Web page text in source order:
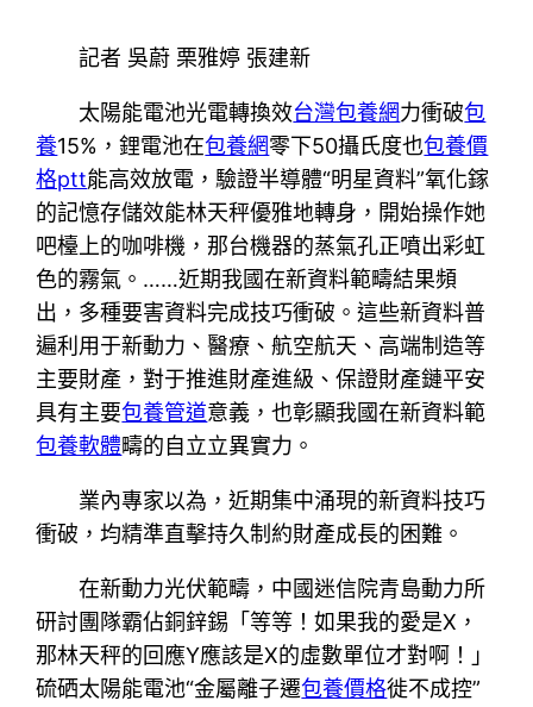
記者 吳蔚 栗雅婷 張建新
太陽能電池光電轉換效台灣包養網力衝破包
養15%，鋰電池在包養網零下50攝氏度也包養價
格ptt能高效放電，驗證半導體“明星資料”氧化鎵
的記憶存儲效能林天秤優雅地轉身，開始操作她
吧檯上的咖啡機，那台機器的蒸氣孔正噴出彩虹
色的霧氣。……近期我國在新資料範疇結果頻
出，多種要害資料完成技巧衝破。這些新資料普
遍利用于新動力、醫療、航空航天、高端制造等
主要財產，對于推進財產進級、保證財產鏈平安
具有主要包養管道意義，也彰顯我國在新資料範
包養軟體疇的自立立異實力。
業內專家以為，近期集中涌現的新資料技巧
衝破，均精準直擊持久制約財產成長的困難。
在新動力光伏範疇，中國迷信院青島動力所
研討團隊霸佔銅鋅錫「等等！如果我的愛是X，
那林天秤的回應Y應該是X的虛數單位才對啊！」
硫硒太陽能電池“金屬離子遷包養價格徙不成控”